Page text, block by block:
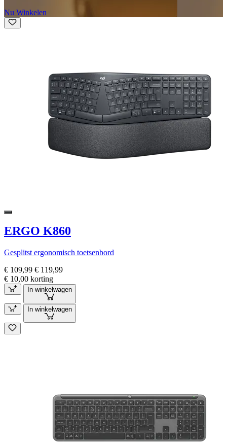
Nu Winkelen
ERGO K860
Gesplitst ergonomisch toetsenbord
€ 109,99 € 119,99
€ 10,00 korting
In winkelwagen
In winkelwagen